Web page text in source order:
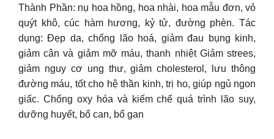
Thành Phần: nụ hoa hồng, hoa nhài, hoa mẫu đơn, vỏ
quýt khô, cúc hàm hương, kỷ tử, đường phèn. Tác
dụng: Đẹp da, chống lão hoá, giảm đau bụng kinh,
giảm cân và giảm mỡ máu, thanh nhiệt Giảm strees,
giảm nguy cơ ung thư, giảm cholesterol, lưu thông
đường máu, tốt cho hệ thần kinh, trị ho, giúp ngủ ngon
giấc. Chống oxy hóa và kiếm chế quá trình lão suy,
dưỡng huyết, bổ can, bổ gan